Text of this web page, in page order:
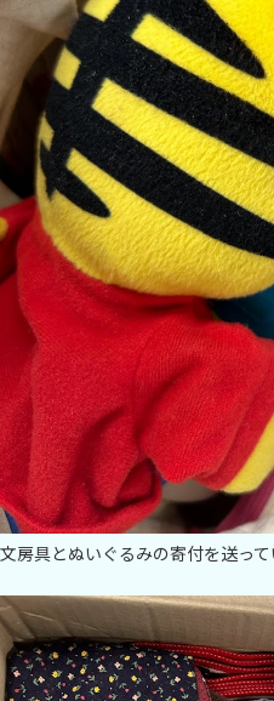
文房具とぬいぐるみの寄付を送って